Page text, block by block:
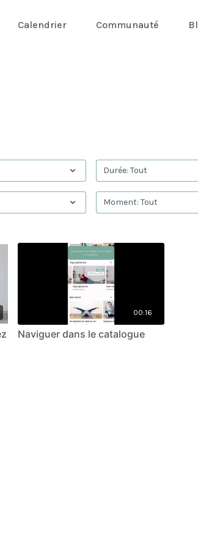
Calendrier Communauté
00:16
Naviguer dans le catalogue